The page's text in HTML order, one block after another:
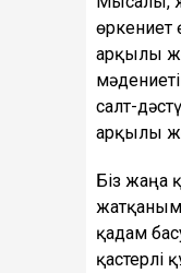
өркениет
арқылы
салт-
арқылы
Біз жаңа
қадам
қастерлі